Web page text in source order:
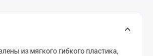
из мягкого гибкого пластика,